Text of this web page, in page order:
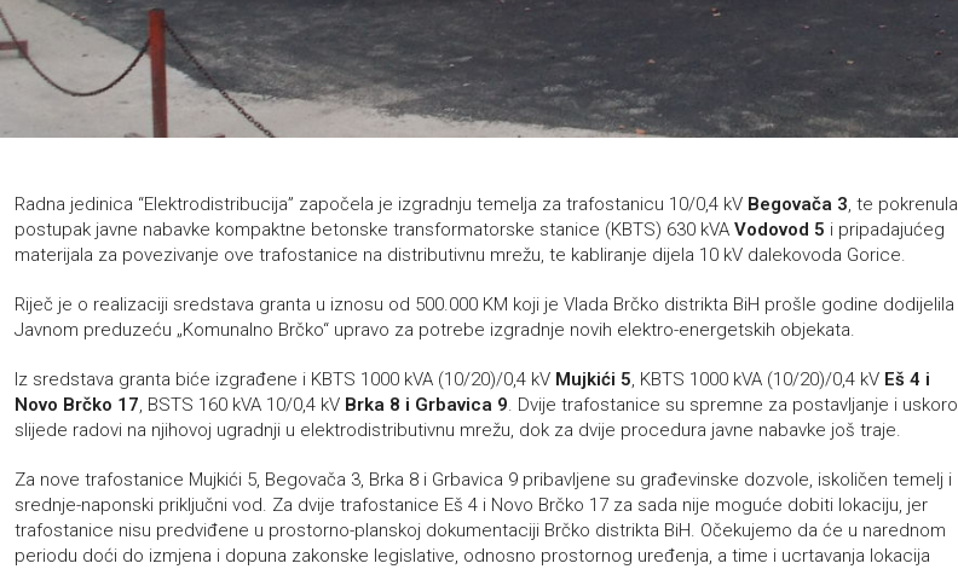
Radna jedinica “Elektrodistribucija” započela je izgradnju temelja za trafostanicu 10/0,4 kV Begovača 3, te pokrenula
postupak javne nabavke kompaktne betonske transformatorske stanice (KBTS) 630 kVA Vodovod 5 i pripadajućeg
materijala za povezivanje ove trafostanice na distributivnu mrežu, te kabliranje dijela 10 kV dalekovoda Gorice.
Riječ je o realizaciji sredstava granta u iznosu od 500.000 KM koji je Vlada Brčko distrikta BiH prošle godine dodijelila
Javnom preduzeću „Komunalno Brčko“ upravo za potrebe izgradnje novih elektro-energetskih objekata.
Iz sredstava granta biće izgrađene i KBTS 1000 kVA (10/20)/0,4 kV Mujkići 5, KBTS 1000 kVA (10/20)/0,4 kV Eš 4 i
Novo Brčko 17, BSTS 160 kVA 10/0,4 kV Brka 8 i Grbavica 9. Dvije trafostanice su spremne za postavljanje i uskoro
slijede radovi na njihovoj ugradnji u elektrodistributivnu mrežu, dok za dvije procedura javne nabavke još traje.
Za nove trafostanice Mujkići 5, Begovača 3, Brka 8 i Grbavica 9 pribavljene su građevinske dozvole, iskoličen temelj i
srednje-naponski priključni vod. Za dvije trafostanice Eš 4 i Novo Brčko 17 za sada nije moguće dobiti lokaciju, jer
trafostanice nisu predviđene u prostorno-planskoj dokumentaciji Brčko distrikta BiH. Očekujemo da će u narednom
periodu doći do izmjena i dopuna zakonske legislative, odnosno prostornog uređenja, a time i ucrtavanja lokacija